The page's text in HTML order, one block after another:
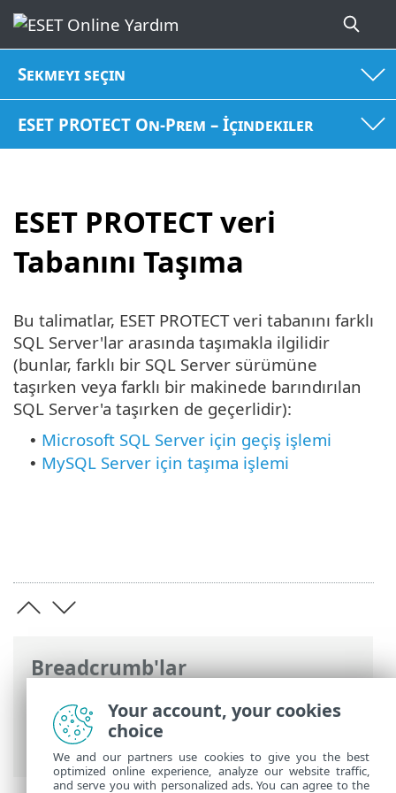
Sekmeyi seçin
ESET PROTECT On-Prem – İçindekiler
ESET PROTECT veri
Tabanını Taşıma
Breadcrumb'lar
ESET Online Yardım>ESET PROTECT On-
Prem>Taşıma ve yeniden yükleme
ESET PROTECT veri Tabanını Taşıma
Bu talimatlar, ESET PROTECT veri tabanını farklı
SQL Server'lar arasında taşımakla ilgilidir
(bunlar, farklı bir SQL Server sürümüne
taşırken veya farklı bir makinede barındırılan
SQL Server'a taşırken de geçerlidir):
• Microsoft SQL Server için geçiş işlemi
• MySQL Server için taşıma işlemi
Your account, your cookies
choice
We and our partners use cookies to give you the best
optimized online experience, analyze our website traffic,
and serve you with personalized ads. You can agree to the